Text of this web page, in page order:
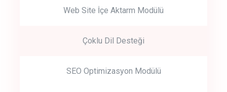
Web Site İçe Aktarm Modülü
Çoklu Dil Desteği
SEO Optimizasyon Modülü